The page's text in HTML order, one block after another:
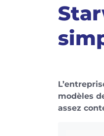
modèles
assez